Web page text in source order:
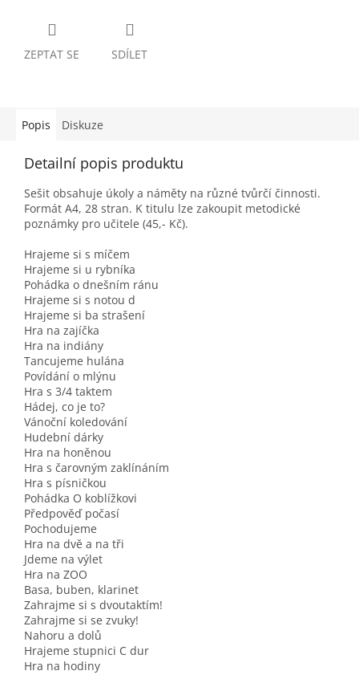
ZEPTAT SE SDÍLET
Popis Diskuze
Detailní popis produktu
Sešit obsahuje úkoly a náměty na různé tvůrčí činnosti.
Formát A4, 28 stran. K titulu lze zakoupit metodické
poznámky pro učitele (45,- Kč).
Hrajeme si s míčem
Hrajeme si u rybníka
Pohádka o dnešním ránu
Hrajeme si s notou d
Hrajeme si ba strašení
Hra na zajíčka
Hra na indiány
Tancujeme hulána
Povídání o mlýnu
Hra s 3/4 taktem
Hádej, co je to?
Vánoční koledování
Hudební dárky
Hra na honěnou
Hra s čarovným zaklínáním
Hra s písničkou
Pohádka O koblížkovi
Předpověď počasí
Pochodujeme
Hra na dvě a na tři
Jdeme na výlet
Hra na ZOO
Basa, buben, klarinet
Zahrajme si s dvoutaktím!
Zahrajme si se zvuky!
Nahoru a dolů
Hrajeme stupnici C dur
Hra na hodiny